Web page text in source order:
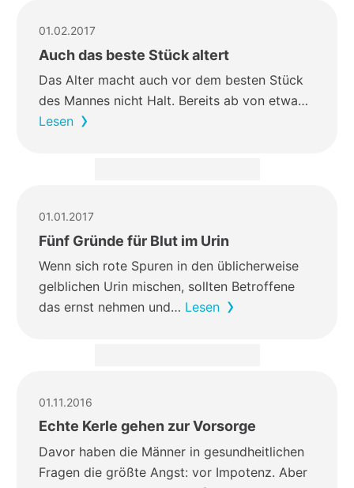
01.02.2017
Auch das beste Stück altert
Das Alter macht auch vor dem besten Stück
des Mannes nicht Halt. Bereits ab von etwa…
Lesen
01.01.2017
Fünf Gründe für Blut im Urin
Wenn sich rote Spuren in den üblicherweise
gelblichen Urin mischen, sollten Betroffene
das ernst nehmen und… Lesen
01.11.2016
Echte Kerle gehen zur Vorsorge
Davor haben die Männer in gesundheitlichen
Fragen die größte Angst: vor Impotenz. Aber